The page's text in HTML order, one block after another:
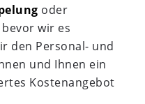
oder
wir es
den Personal- und
und Ihnen ein
Kostenangebot